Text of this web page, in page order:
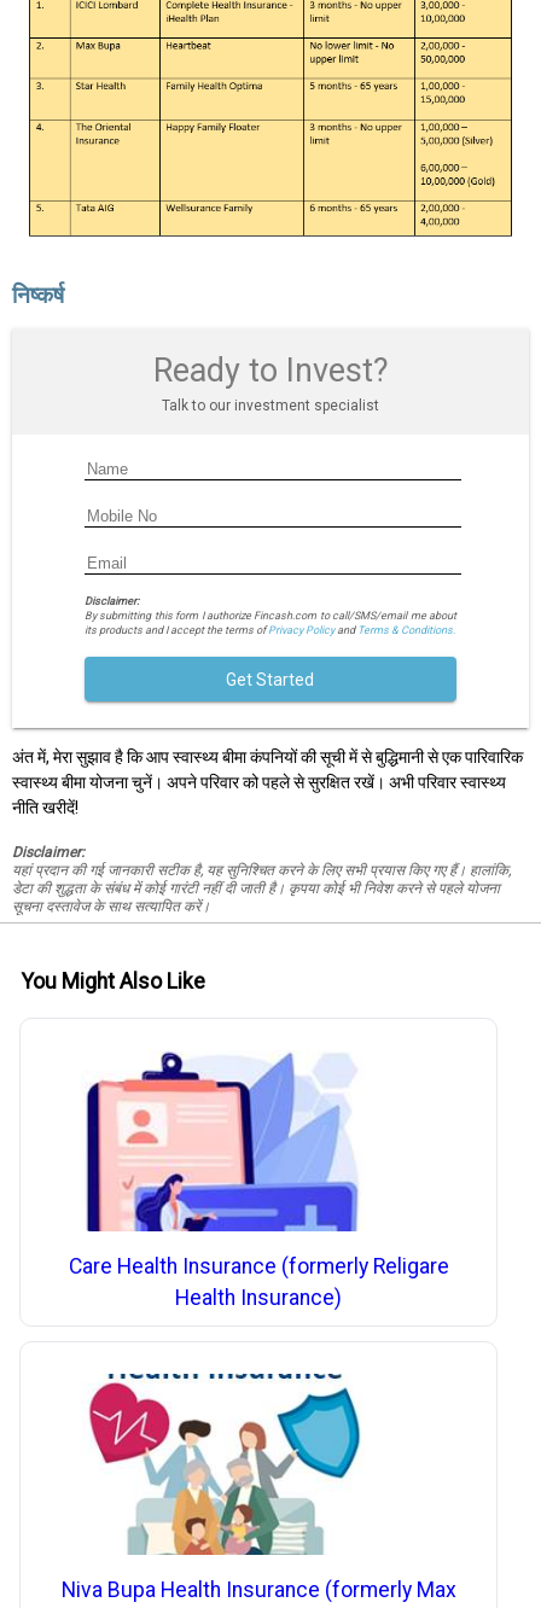
निष्कर्ष
Ready to Invest?
Talk to our investment specialist
Disclaimer:
By submitting this form I authorize Fincash.com to call/SMS/email me about
its products and I accept the terms ofPrivacy Policyand Terms & Conditions.
Get Started
अंत में, मेरा सुझाव है कि आप स्वास्थ्य बीमा कंपनियों की सूची में से बुद्धिमानी से एक पारिवारिक
स्वास्थ्य बीमा योजना चुनें। अपने परिवार को पहले से सुरक्षित रखें। अभी परिवार स्वास्थ्य
नीति खरीदें!
Disclaimer:
यहां प्रदान की गई जानकारी सटीक है, यह सुनिश्चित करने के लिए सभी प्रयास किए गए हैं। हालांकि,
डेटा की शुद्धता के संबंध में कोई गारंटी नहीं दी जाती है। कृपया कोई भी निवेश करने से पहले योजना
सूचना दस्तावेज के साथ सत्यापित करें।
You Might Also Like
Care Health Insurance (formerly Religare
Health Insurance)
Niva Bupa Health Insurance (formerly Max